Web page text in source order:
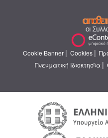
Cookie Banner | Cookies |
Πνευματική Ιδιοκτησία |